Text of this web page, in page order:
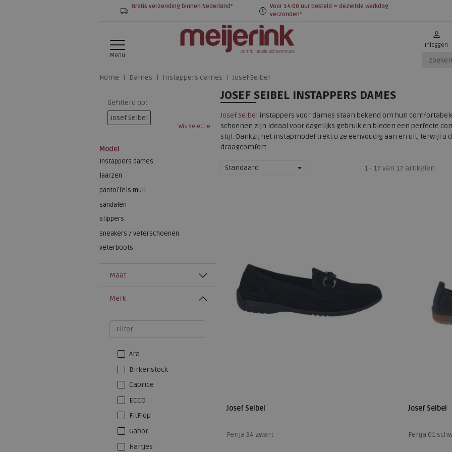
Gratis verzending binnen Nederland*
Voor 14:00 uur besteld = dezelfde werkdag
verzonden*
Menu
Inloggen
Home Dames Instappers dames Josef Seibel
Gefilterd op:
Josef Seibel
Wis selectie
Model
Instappers dames
laarzen
pantoffels muil
sandalen
slippers
sneakers / veterschoenen
veterboots
Maat
Merk
Ara
Birkenstock
Caprice
ECCO
FitFlop
Gabor
Hartjes
JOSEF SEIBEL INSTAPPERS DAMES
Josef Seibel instappers voor dames staan bekend om hun
schoenen zijn ideaal voor dagelijks gebruik en bieden een perfecte
stijl. Dankzij het instapmodel trekt u ze eenvoudig aan en uit, terwijl u
draagcomfort.
Standaard 1 - 17 van 17 artikelen
Josef Seibel
Fenja 34 zwart
Josef Seibel
Fenja 01